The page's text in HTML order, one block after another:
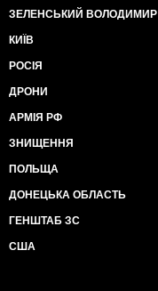
ЗЕЛЕНСЬКИЙ ВОЛОДИМИР
КИЇВ
РОСІЯ
ДРОНИ
АРМІЯ РФ
ЗНИЩЕННЯ
ПОЛЬЩА
ДОНЕЦЬКА ОБЛАСТЬ
ГЕНШТАБ ЗС
США